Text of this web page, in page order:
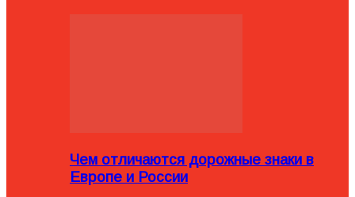
Чем отличаются дорожные знаки в
Европе и России